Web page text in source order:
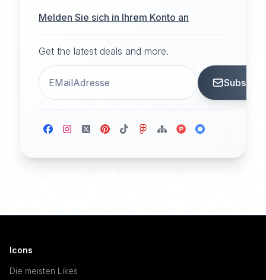
Melden Sie sich in Ihrem Konto an
Get the latest deals and more.
Icons
Die meisten Likes